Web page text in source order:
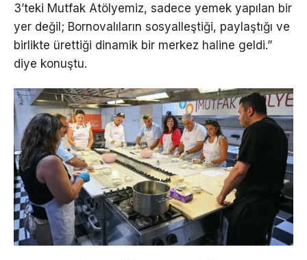
3’teki Mutfak Atölyemiz, sadece yemek yapılan bir
yer değil; Bornovalıların sosyalleştiği, paylaştığı ve
birlikte ürettiği dinamik bir merkez haline geldi.”
diye konuştu.